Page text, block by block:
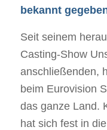
bekannt
Seit seinem
Casting-Show
anschließenden,
beim Eurovision
das ganze Land.
hat sich fest in